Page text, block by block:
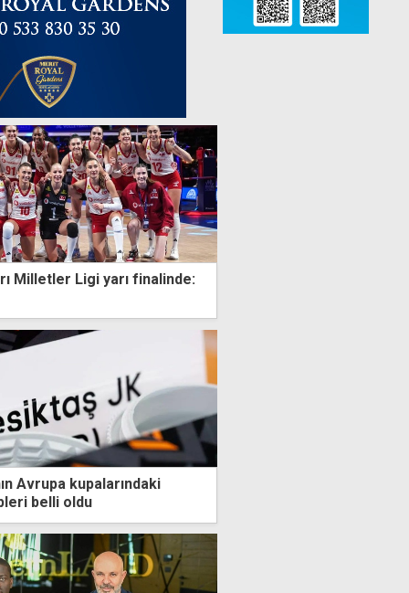
Milletler Ligi yarı finalinde:
Avrupa kupalarındaki
belli oldu